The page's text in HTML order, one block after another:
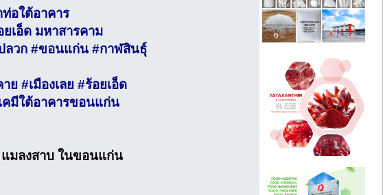
อใต้อาคาร
เอ็ด มหาสารคาม
ลวก #ขอนแก่น #กาฬสินธุ์
#เมืองเลย #ร้อยเอ็ด
คมีใต้อาคารขอนแก่น
มลงสาบ ในขอนแก่น